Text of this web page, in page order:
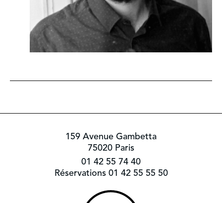
159 Avenue Gambetta
75020 Paris
01 42 55 74 40
Réservations 01 42 55 55 50